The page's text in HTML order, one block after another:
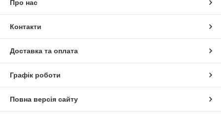
Про нас
Контакти
Доставка та оплата
Графік роботи
Повна версія сайту